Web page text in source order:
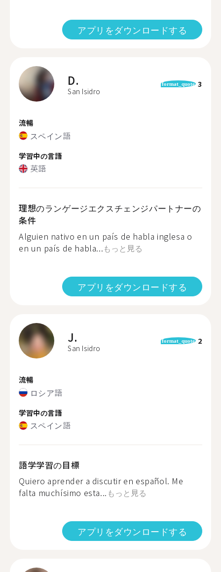
アプリをダウンロードする
D.
San Isidro
format_quote 3
流暢
スペイン語
学習中の言語
英語
理想のランゲージエクスチェンジパートナーの
条件
Alguien nativo en un país de habla inglesa o
en un país de habla...もっと見る
アプリをダウンロードする
J.
San Isidro
format_quote 2
流暢
ロシア語
学習中の言語
スペイン語
語学学習の目標
Quiero aprender a discutir en español. Me
falta muchísimo esta... もっと見る
アプリをダウンロードする